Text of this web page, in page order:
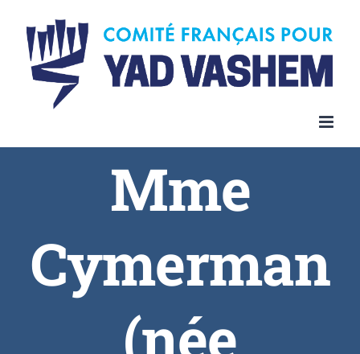
content
Mme
Cymerman
(née